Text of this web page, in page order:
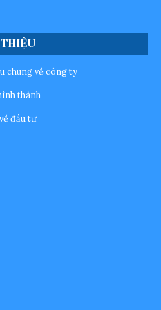
chung về công ty
thành
đầu tư